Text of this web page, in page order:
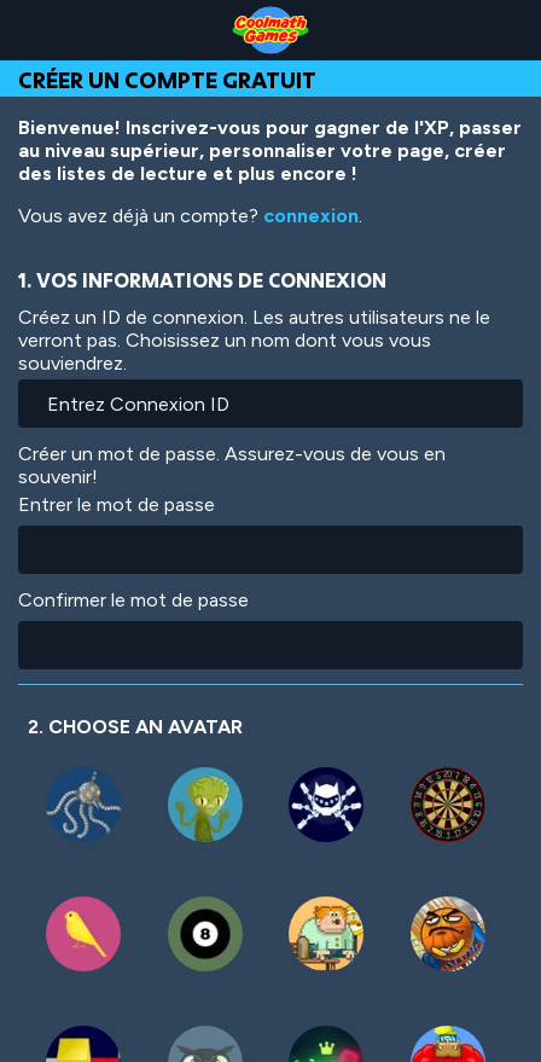
Top
of
Page
Navigation
Main
Content
Footer
contenu
principal
CRÉER UN COMPTE GRATUIT
Bienvenue! Inscrivez-vous pour gagner de l'XP, passer
au niveau supérieur, personnaliser votre page, créer
des listes de lecture et plus encore !
Vous avez déjà un compte? connexion.
1. VOS INFORMATIONS DE CONNEXION
Créez un ID de connexion. Les autres utilisateurs ne le
verront pas. Choisissez un nom dont vous vous
souviendrez.
Créer un mot de passe. Assurez-vous de vous en
souvenir!
Entrer le mot de passe
Confirmer le mot de passe
2. CHOOSE AN AVATAR